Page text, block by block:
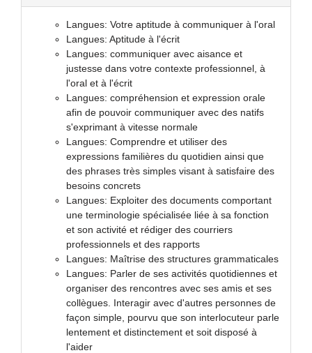
Langues: Votre aptitude à communiquer à l'oral
Langues: Aptitude à l'écrit
Langues: communiquer avec aisance et
justesse dans votre contexte professionnel, à
l'oral et à l'écrit
Langues: compréhension et expression orale
afin de pouvoir communiquer avec des natifs
s'exprimant à vitesse normale
Langues: Comprendre et utiliser des
expressions familières du quotidien ainsi que
des phrases très simples visant à satisfaire des
besoins concrets
Langues: Exploiter des documents comportant
une terminologie spécialisée liée à sa fonction
et son activité et rédiger des courriers
professionnels et des rapports
Langues: Maîtrise des structures grammaticales
Langues: Parler de ses activités quotidiennes et
organiser des rencontres avec ses amis et ses
collègues. Interagir avec d'autres personnes de
façon simple, pourvu que son interlocuteur parle
lentement et distinctement et soit disposé à
l'aider